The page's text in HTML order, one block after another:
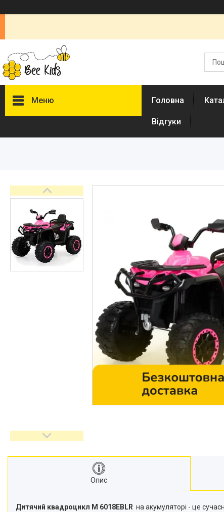
Меню
Документи
Відгуки
Контакти
Головна
Відгуки
Опис
Дитячий квадроцикл M 6018EBLR на акумуляторі - це